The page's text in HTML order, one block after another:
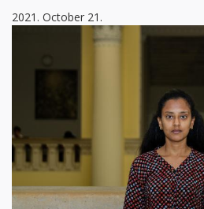
2021. October 21.